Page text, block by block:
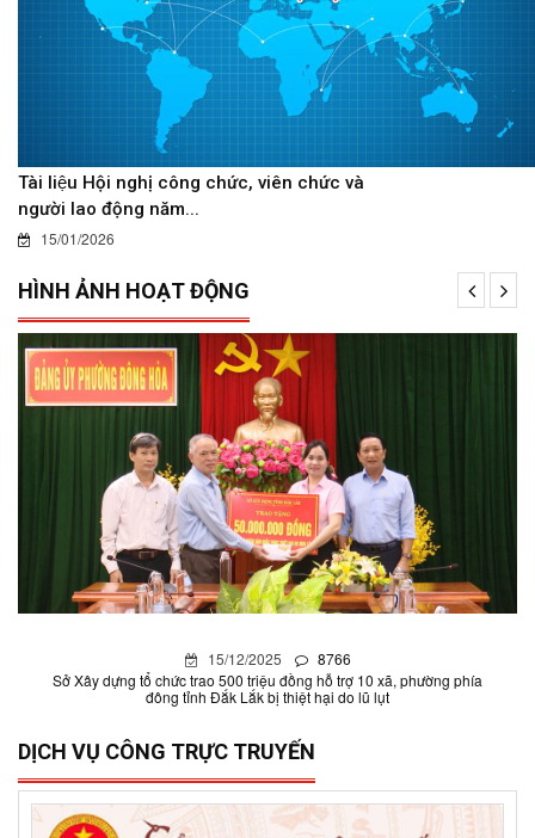
Tài liệu Hội nghị công chức, viên chức và
người lao động năm...
15/01/2026
HÌNH ẢNH HOẠT ĐỘNG
15/12/2025
8766
Sở Xây dựng tổ chức trao 500 triệu đồng hỗ trợ 10 xã, phường phía
đông tỉnh Đắk Lắk bị thiệt hại do lũ lụt
DỊCH VỤ CÔNG TRỰC TRUYẾN